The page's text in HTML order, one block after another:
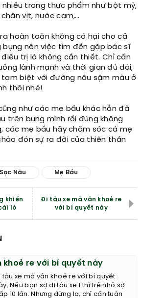
nhiều trong thực phẩm như bột mỳ,
vịt, nước cam,…
hoàn toàn không có hại cho cả
nên việc tìm đến gặp bác sĩ
trị là không cần thiết. Chỉ cần
lành mạnh và thời gian đủ dài,
tạm biệt với đường nâu sậm màu ở
thôi nhé!
như các mẹ bầu khác hẳn đã
trên bụng mình rồi đúng không
các mẹ bầu hãy chăm sóc cả mẹ
đón sự ra đời của thiên thần
Nâu Mẹ Bầu
khiến
lò
Đi tàu xe mà vẫn khoẻ re
với bí quyết này
khoẻ re với bí quyết này
tàu xe mà vẫn khoẻ re với bí quyết
Nếu bạn sợ đi tàu xe 1 thì trẻ nhỏ sợ
10 lần. Nhưng đừng lo, chỉ cần tuân